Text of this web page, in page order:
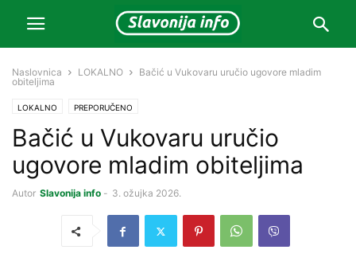
Naslovnica LOKALNO
Bačić u Vukovaru uručio ugovore mladim
obiteljima
LOKALNO PREPORUČENO
Bačić u Vukovaru uručio
ugovore mladim obiteljima
Autor Slavonija info - 3. ožujka 2026.